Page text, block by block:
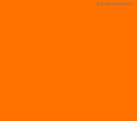
- Advertisement -